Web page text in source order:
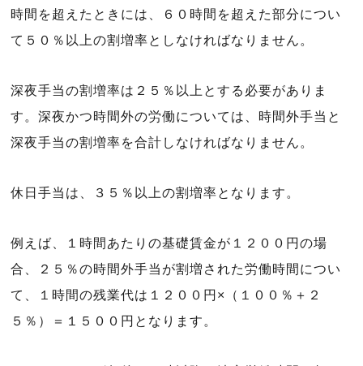
時間を超えたときには、６０時間を超えた部分につい
て５０％以上の割増率としなければなりません。
深夜手当の割増率は２５％以上とする必要がありま
す。深夜かつ時間外の労働については、時間外手当と
深夜手当の割増率を合計しなければなりません。
休日手当は、３５％以上の割増率となります。
例えば、１時間あたりの基礎賃金が１２００円の場
合、２５％の時間外手当が割増された労働時間につい
て、１時間の残業代は１２００円×（１００％＋２
５％）＝１５００円となります。